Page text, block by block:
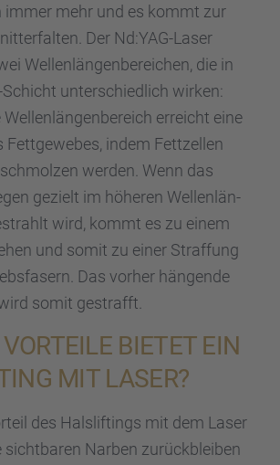
immer mehr und es kommt zur
Der Nd:YAG-Laser
Wellen­län­gen­be­rei­chen, die in
unter­schied­lich wirken:
Wellen­län­gen­be­reich erreicht eine
Fettge­we­bes, indem Fettzel­len
werden. Wenn das
gezielt im höheren Wellen­län­
wird, kommt es zu einem
und somit zu einer Straf­fung
Das vorher hängende
somit gestrafft.
BIETET EIN
MIT LASER?
des Halslif­tings mit dem Laser
sicht­ba­ren Narben zurück­blei­ben